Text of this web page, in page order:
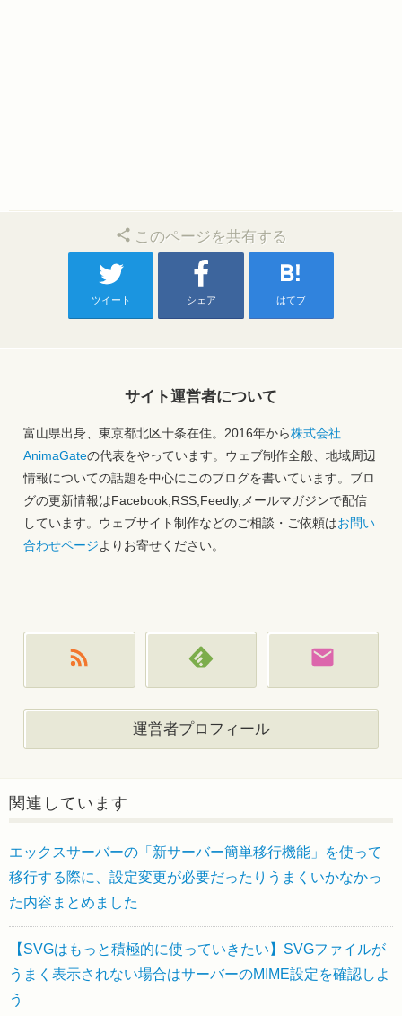
このページを共有する
ツイート シェア はてブ
サイト運営者について
富山県出身、東京都北区十条在住。2016年から株式会社
AnimaGateの代表をやっています。ウェブ制作全般、地域周辺
情報についての話題を中心にこのブログを書いています。ブロ
グの更新情報はFacebook,RSS,Feedly,メールマガジンで配信
しています。ウェブサイト制作などのご相談・ご依頼はお問い
合わせページよりお寄せください。
運営者プロフィール
関連しています
エックスサーバーの「新サーバー簡単移行機能」を使って
移行する際に、設定変更が必要だったりうまくいかなかっ
た内容まとめました
【SVGはもっと積極的に使っていきたい】SVGファイルが
うまく表示されない場合はサーバーのMIME設定を確認しよ
う